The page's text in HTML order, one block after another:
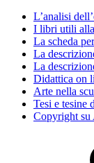
L’analisi
I libri utili alla
La scheda
La
La
Didattica on
Arte nella
Tesi e tesine
Copyright su